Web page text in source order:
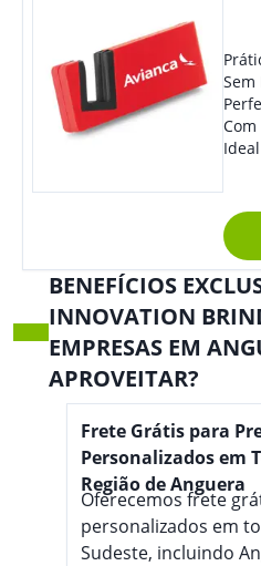
Sem
Sua
BENEFÍCIOS
INNOVATION
EMPRESAS EM
APROVEITAR?
Frete Grátis para
Personalizados em
Região de Anguera
Oferecemos frete
personalizados em
Sudeste, incluindo